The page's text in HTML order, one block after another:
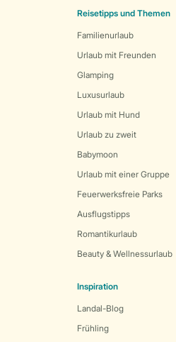
Reisetipps und Themen
Familienurlaub
Urlaub mit Freunden
Glamping
Luxusurlaub
Urlaub mit Hund
Urlaub zu zweit
Babymoon
Urlaub mit einer Gruppe
Feuerwerksfreie Parks
Ausflugstipps
Romantikurlaub
Beauty & Wellnessurlaub
Inspiration
Landal-Blog
Frühling